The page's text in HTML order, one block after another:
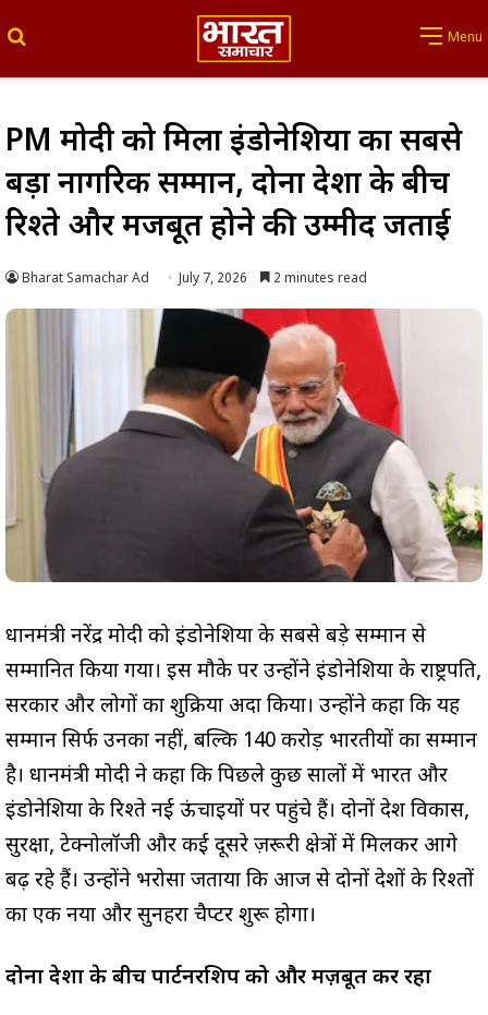
Menu
PM मोदी को मिला इंडोनेशिया का सबसे
बड़ा नागरिक सम्मान, दोनों देशों के बीच
रिश्ते और मजबूत होने की उम्मीद जताई
Bharat Samachar Ad July 7, 2026 2 minutes read
प्रधानमंत्री नरेंद्र मोदी को इंडोनेशिया के सबसे बड़े सम्मान से
सम्मानित किया गया। इस मौके पर उन्होंने इंडोनेशिया के राष्ट्रपति,
सरकार और लोगों का शुक्रिया अदा किया। उन्होंने कहा कि यह
सम्मान सिर्फ उनका नहीं, बल्कि 140 करोड़ भारतीयों का सम्मान
है। प्रधानमंत्री मोदी ने कहा कि पिछले कुछ सालों में भारत और
इंडोनेशिया के रिश्ते नई ऊंचाइयों पर पहुंचे हैं। दोनों देश विकास,
सुरक्षा, टेक्नोलॉजी और कई दूसरे ज़रूरी क्षेत्रों में मिलकर आगे
बढ़ रहे हैं। उन्होंने भरोसा जताया कि आज से दोनों देशों के रिश्तों
का एक नया और सुनहरा चैप्टर शुरू होगा।
दोनों देशों के बीच पार्टनरशिप को और मज़बूत कर रहा